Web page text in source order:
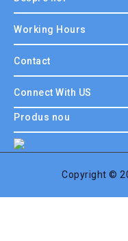
Working Hours
Contact
Connect With US
Produs nou
Copyright ©